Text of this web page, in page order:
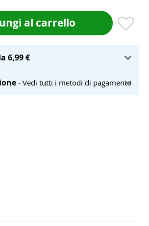
al carrello
6,99 €
- Vedi tutti i metodi di pagamento